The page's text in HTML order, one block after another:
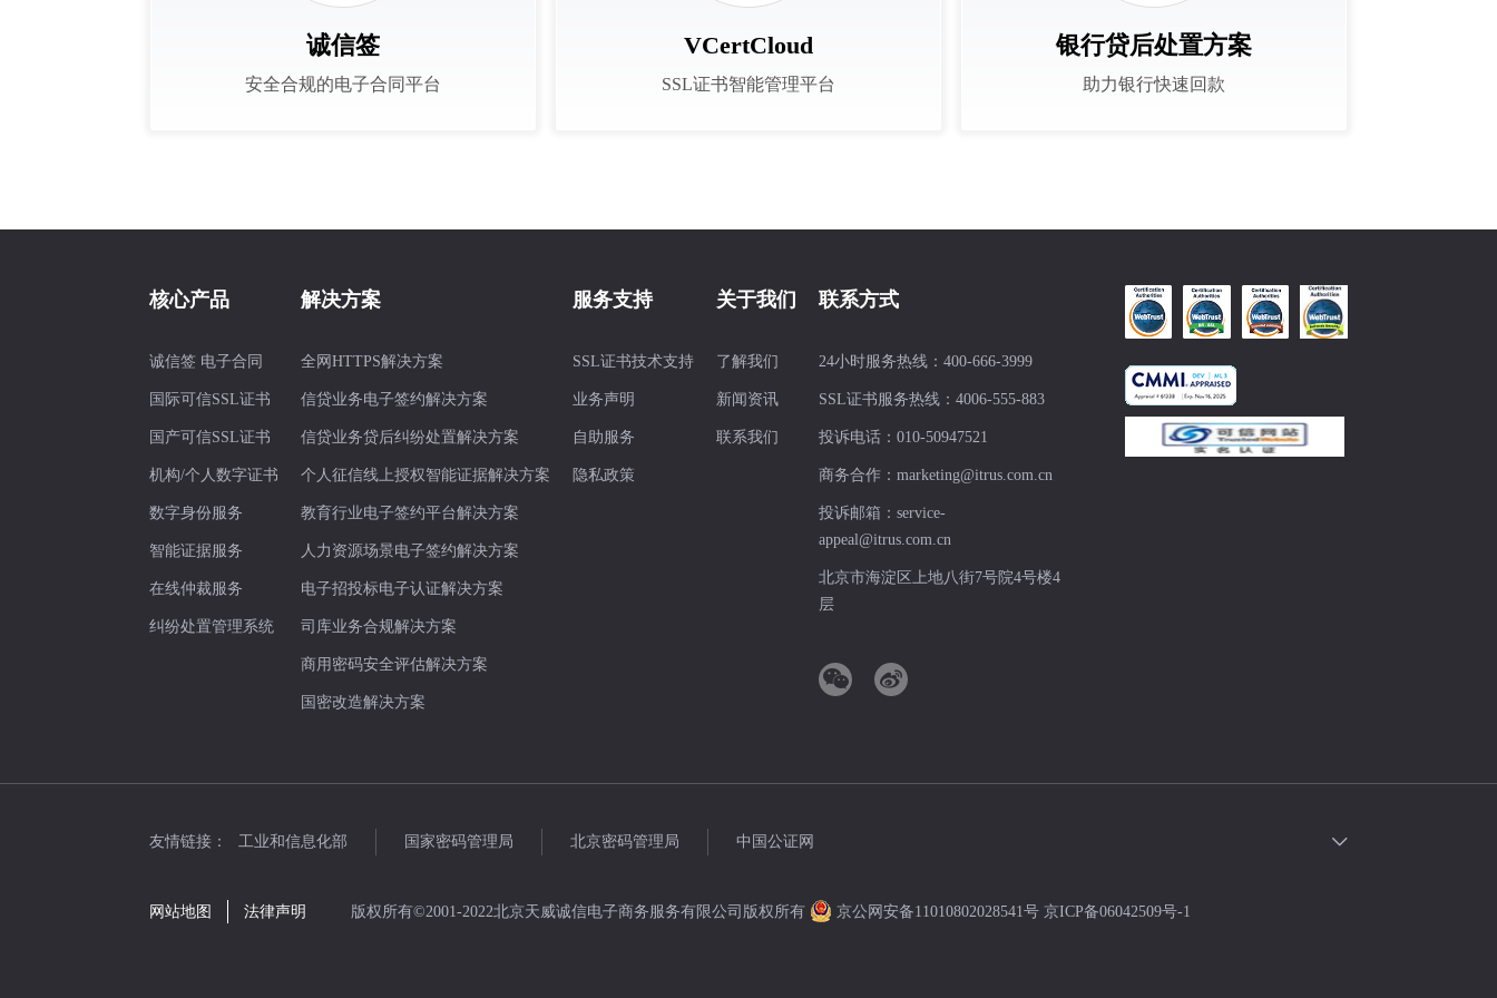
诚信签
安全合规的电子合同平台
VCertCloud
SSL证书智能管理平台
银行贷后处置方案
助力银行快速回款
核心产品
诚信签 电子合同
国际可信SSL证书
国产可信SSL证书
机构/个人数字证书
数字身份服务
智能证据服务
在线仲裁服务
纠纷处置管理系统
解决方案
全网HTTPS解决方案
信贷业务电子签约解决方案
信贷业务贷后纠纷处置解决方案
个人征信线上授权智能证据解决方案
教育行业电子签约平台解决方案
人力资源场景电子签约解决方案
电子招投标电子认证解决方案
司库业务合规解决方案
商用密码安全评估解决方案
国密改造解决方案
服务支持
SSL证书技术支持
业务声明
自助服务
隐私政策
关于我们
了解我们
新闻资讯
联系我们
联系方式
24小时服务热线：400-666-3999
SSL证书服务热线：4006-555-883
投诉电话：010-50947521
商务合作：marketing@itrus.com.cn
投诉邮箱：service-
appeal@itrus.com.cn
北京市海淀区上地八街7号院4号楼4
层
友情链接： 工业和信息化部 国家密码管理局 北京密码管理局 中国公证网
网站地图 法律声明 版权所有©2001-2022北京天威诚信电子商务服务有限公司版权所有 京公网安备11010802028541号京ICP备06042509号-1